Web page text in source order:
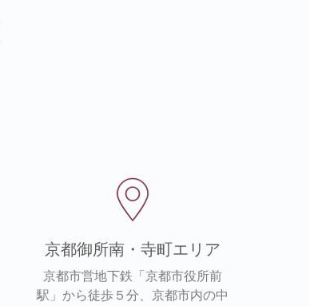
京都御所南・寺町エリア
京都市営地下鉄「京都市役所前
駅」から徒歩５分、京都市内の中